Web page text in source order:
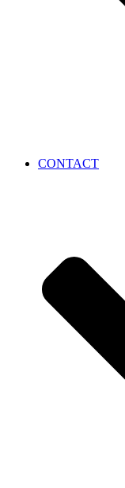
CONTACT